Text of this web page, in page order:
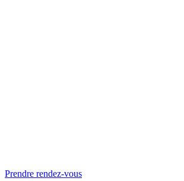
Prendre rendez-vous